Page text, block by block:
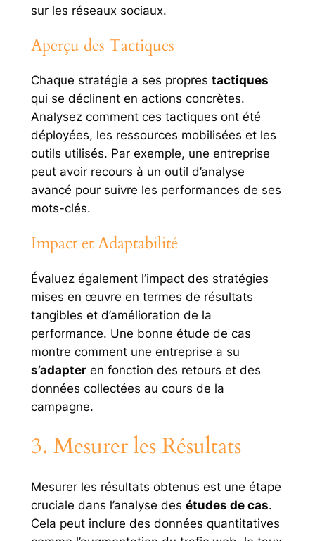
sur les réseaux sociaux.
Aperçu des Tactiques
Chaque stratégie a ses propres tactiques
qui se déclinent en actions concrètes.
Analysez comment ces tactiques ont été
déployées, les ressources mobilisées et les
outils utilisés. Par exemple, une entreprise
peut avoir recours à un outil d’analyse
avancé pour suivre les performances de ses
mots-clés.
Impact et Adaptabilité
Évaluez également l’impact des stratégies
mises en œuvre en termes de résultats
tangibles et d’amélioration de la
performance. Une bonne étude de cas
montre comment une entreprise a su
s’adapteren fonction des retours et des
données collectées au cours de la
campagne.
3. Mesurer les Résultats
Mesurer les résultats obtenus est une étape
cruciale dans l’analyse des études de cas.
Cela peut inclure des données quantitatives